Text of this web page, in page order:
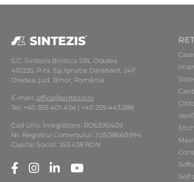
S.C. Sintezis Birotica SRL Oradea
410235, P-ta. Ep.Ignaţie Darabant, 24F
Oradea, jud. Bihor, România
E-mail: office@sintezis.ro
Tel: +40 359.401.434 | +40 259.443.288
Cod Unic Înregistrare: RO6390409
Nr. Registrul Comerţului: J05/3866/1994
Capital Social: 253.438 RON
Self